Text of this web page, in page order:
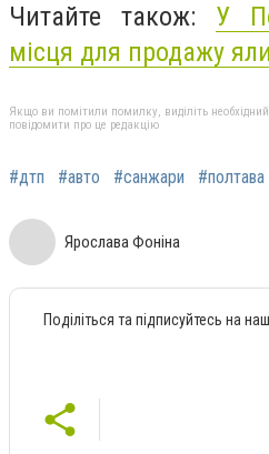
Читайте також: У
місця для продажу
Якщо ви помітили помилку, виділіть
повідомити про це редакцію
#дтп #авто #санжари #полтава
Ярослава Фоніна
Поділіться та підписуйтесь на